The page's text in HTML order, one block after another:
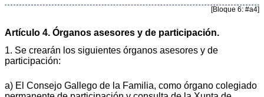
[Bloque 6: #a4]
Artículo 4. Órganos asesores y de participación.
1. Se crearán los siguientes órganos asesores y de
participación:
a) El Consejo Gallego de la Familia, como órgano colegiado